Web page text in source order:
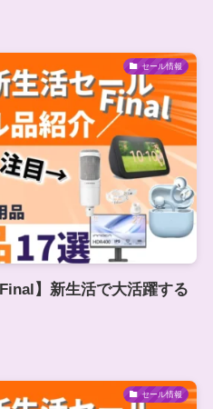
セール情報
】新生活で大活躍する
セール情報